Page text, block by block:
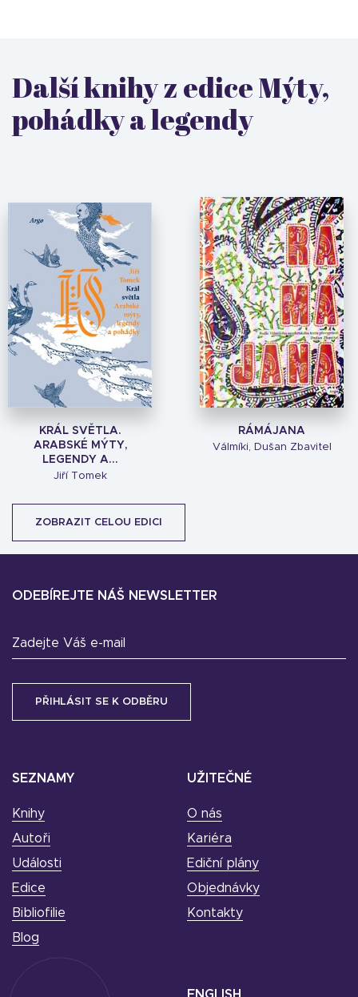
Další knihy z edice Mýty,
pohádky a legendy
KRÁL SVĚTLA.
ARABSKÉ MÝTY,
LEGENDY A...
Jiří Tomek
RÁMÁJANA
Válmíki, Dušan Zbavitel
ZOBRAZIT CELOU EDICI
SEZNAMY
Knihy
Autoři
Události
Edice
Bibliofilie
Blog
UŽITEČNÉ
O nás
Kariéra
Ediční plány
Objednávky
Kontakty
ODEBÍREJTE NÁŠ NEWSLETTER
Zadejte Váš e-mail